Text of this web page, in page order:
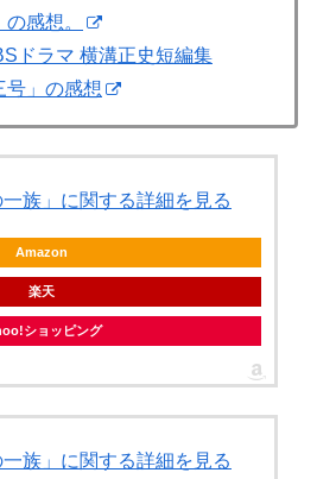
感想。
ドラマ 横溝正史短編集
号」の感想
族」に関する詳細を見る
Amazon
楽天
ショッピング
族」に関する詳細を見る